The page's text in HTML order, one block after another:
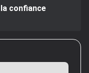
confiance